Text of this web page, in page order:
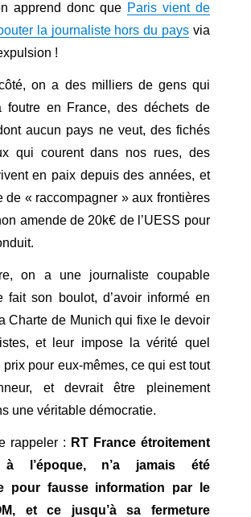
apprend donc que Paris vient de
la journaliste hors du paysvia
!
on a des milliers de gens qui
foutre en France, des déchets de
aucun pays ne veut, des fichés
qui courent dans nos rues, des
en paix depuis des années, et
de « raccompagner » aux frontières
amende de 20k€ de l’UESS pour
on a une journaliste coupable
fait son boulot, d’avoir informé en
Charte de Munich qui fixe le devoir
et leur impose la vérité quel
prix pour eux-mêmes, ce qui est tout
et devrait être pleinement
une véritable démocratie.
rappeler : RT France étroitement
à l’époque, n’a jamais été
pour fausse information par le
et ce jusqu’à sa fermeture